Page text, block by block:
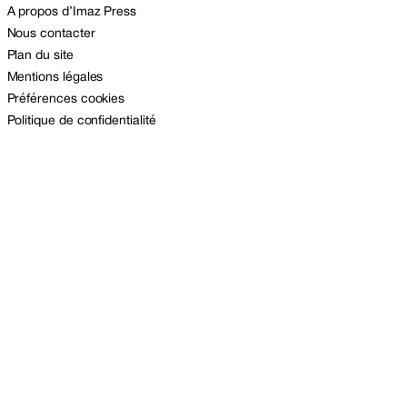
A propos d’Imaz Press
Nous contacter
Plan du site
Mentions légales
Préférences cookies
Politique de confidentialité